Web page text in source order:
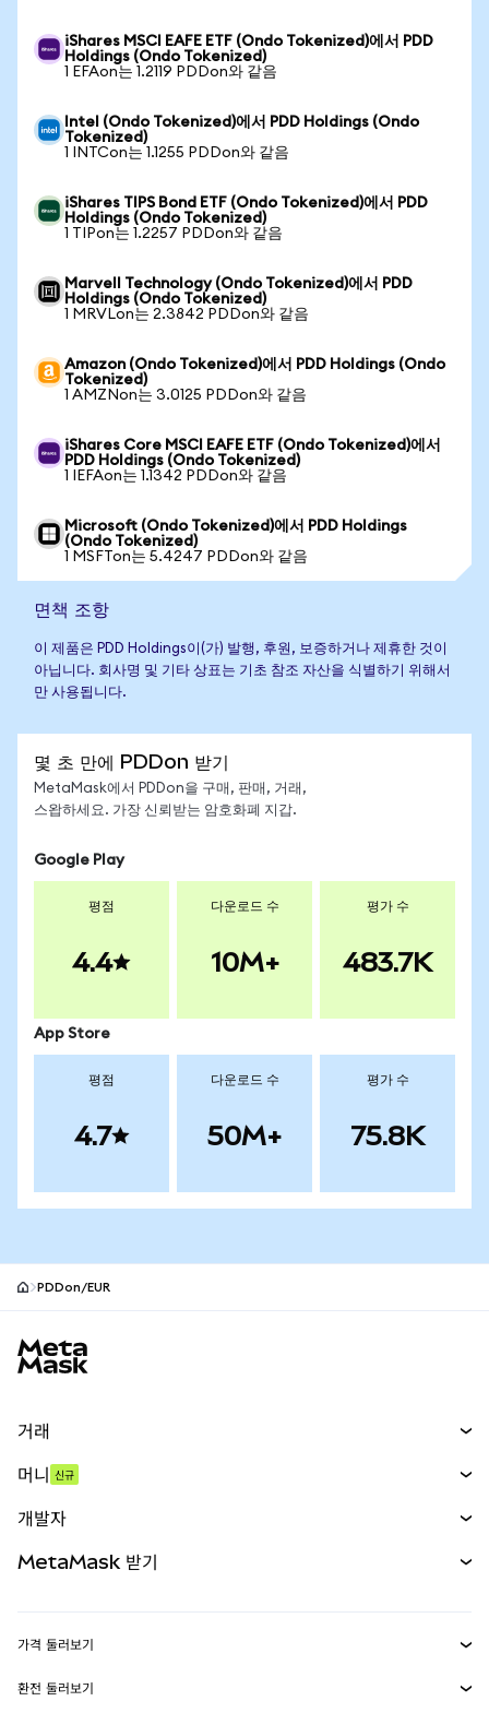
iShares MSCI EAFE ETF (Ondo Tokenized)에서 PDD
Holdings (Ondo Tokenized)
1 EFAon는 1.2119 PDDon와 같음
Intel (Ondo Tokenized)에서 PDD Holdings (Ondo
Tokenized)
1 INTCon는 1.1255 PDDon와 같음
iShares TIPS Bond ETF (Ondo Tokenized)에서 PDD
Holdings (Ondo Tokenized)
1 TIPon는 1.2257 PDDon와 같음
Marvell Technology (Ondo Tokenized)에서 PDD
Holdings (Ondo Tokenized)
1 MRVLon는 2.3842 PDDon와 같음
Amazon (Ondo Tokenized)에서 PDD Holdings (Ondo
Tokenized)
1 AMZNon는 3.0125 PDDon와 같음
iShares Core MSCI EAFE ETF (Ondo Tokenized)에서
PDD Holdings (Ondo Tokenized)
1 IEFAon는 1.1342 PDDon와 같음
Microsoft (Ondo Tokenized)에서 PDD Holdings
(Ondo Tokenized)
1 MSFTon는 5.4247 PDDon와 같음
면책 조항
이 제품은 PDD Holdings이(가) 발행, 후원, 보증하거나 제휴한 것이
아닙니다. 회사명 및 기타 상표는 기초 참조 자산을 식별하기 위해서
만 사용됩니다.
몇 초 만에 PDDon 받기
MetaMask에서 PDDon을 구매, 판매, 거래,
스왑하세요. 가장 신뢰받는 암호화폐 지갑.
Google Play
평점
4.4
다운로드 수
10M+
평가 수
483.7K
App Store
평점
4.7
다운로드 수
50M+
평가 수
75.8K
PDDon/EUR
거래
무기한 선물
실물자산
머니 신규
개발자
MetaMask Connect
MetaMask 받기
가격 둘러보기
이더리움 가격
환전 둘러보기